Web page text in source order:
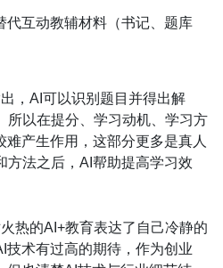
代互动教辅材料（书记、题库
，AI可以识别题目并得出解
所以在提分、学习动机、学习方
产生作用，这部分更多是真人
方法之后，AI帮助提高学习效
热的AI+教育表达了自己冷静的
技术有过高的期待，作为创业